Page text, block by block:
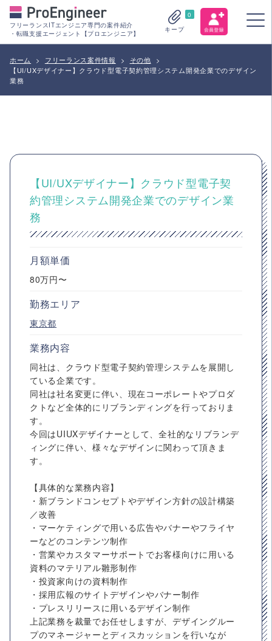
フリーランスITエンジニア専門の案件紹介
・転職支援エージェント【プロエンジニア】
0
キープ
ホーム > フリーランス案件情報 > その他
>
【UI/UXデザイナー】クラウド型電子契約管理システム開発企業でのデザイン
業務
【UI/UXデザイナー】クラウド型電子契
約管理システム開発企業でのデザイン業
務
月額単価
80万円〜
勤務エリア
東京都
業務内容
同社は、クラウド型電子契約管理システムを展開し
ている企業です。
同社は社名変更に伴い、現在コーポレートやプロダ
クトなど全体的にリブランディングを行っておりま
す。
今回はUIUXデザイナーとして、全社的なリブランデ
ィングに伴い、様々なデザインに関わって頂きま
す。
【具体的な業務内容】
・新ブランドコンセプトやデザイン方針の設計構築
／改善
・マーケティングで用いる広告やバナーやフライヤ
ーなどのコンテンツ制作
・営業やカスタマーサポートでお客様向けに用いる
資料のマテリアル雛形制作
・投資家向けの資料制作
・採用広報のサイトデザインやバナー制作
・プレスリリースに用いるデザイン制作
上記業務を裁量でお任せしますが、デザイングルー
プのマネージャーとディスカッションを行いなが